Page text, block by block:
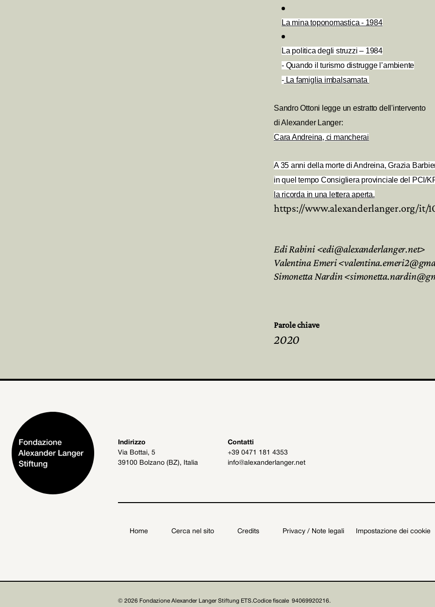
La mina toponomastica - 1984
La politica degli struzzi – 1984
- Quando il turismo distrugge l’ambiente
-La famiglia imbalsamata
Sandro Ottoni legge un estratto dell'intervento
di Alexander Langer:
Cara Andreina, ci mancherai
A 35 anni della morte di Andreina, Grazia
in quel tempo Consigliera provinciale del PCI/
la ricorda in una lettera aperta.
https://www.alexanderlanger.org/it/
Edi Rabini <edi@alexanderlanger.net>
Valentina Emeri
Simonetta Nardin
Parole chiave
2020
Indirizzo
Via Bottai, 5
39100 Bolzano (BZ), Italia
Contatti
+39 0471 181 4353
info@alexanderlanger.net
Home Cerca nel sito Credits Privacy / Note legali Impostazione dei cookie
© 2026 Fondazione Alexander Langer Stiftung ETS.Codice fiscale 94069920216.